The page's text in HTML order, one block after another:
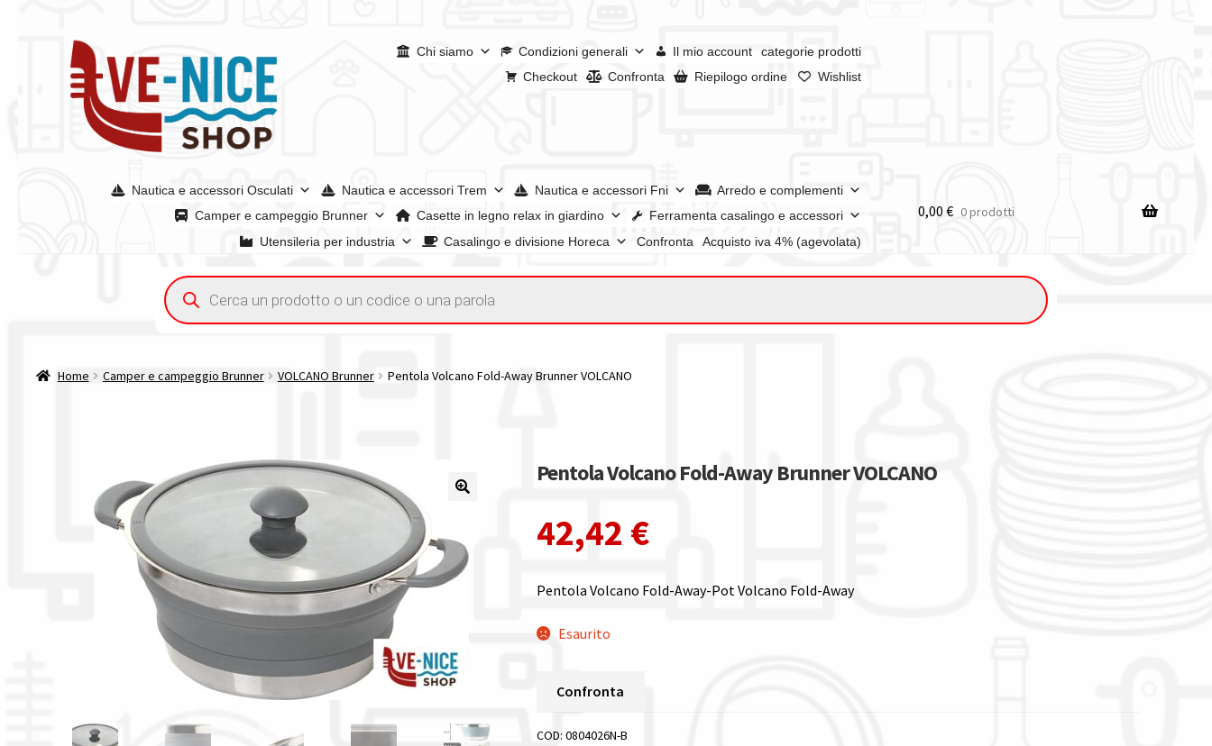
alla
navigazione
contenuto
Chi siamo Condizioni generali Il mio account
categorie prodotti
Checkout
Confronta Riepilogo ordine Wishlist
Nautica e accessori Osculati Nautica e accessori Trem Nautica e accessori Fni
Arredo e complementi
Camper e campeggio Brunner
Casette in legno relax in giardino
Ferramenta casalingo e accessori
Utensileria per industria
Casalingo e divisione Horeca Confronta Acquisto iva 4% (agevolata)
Acquisto iva 4% (agevolata)Chi siamoCondizioni generaliConfrontaConfrontaI nostri negoziRiepilogo ordine
Spedizioni in europaSpedizioni in italiaTutte le categorie dei prodottiWishlistCheckoutIl mio account
0,00 € 0 prodotti
Ricerca
prodotti
Home Camper e campeggio Brunner VOLCANO Brunner Pentola Volcano Fold-Away Brunner VOLCANO
Pentola Volcano Fold-Away Brunner VOLCANO
42,42 €
Pentola Volcano Fold-Away-Pot Volcano Fold-Away
Esaurito
Confronta
COD: 0804026N-B